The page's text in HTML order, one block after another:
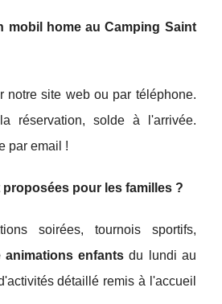
mobil home au Camping Saint
notre site web ou par téléphone.
réservation, solde à l'arrivée.
par email !
pour les familles ?
soirées, tournois sportifs,
enfants du lundi au
détaillé remis à l'accueil